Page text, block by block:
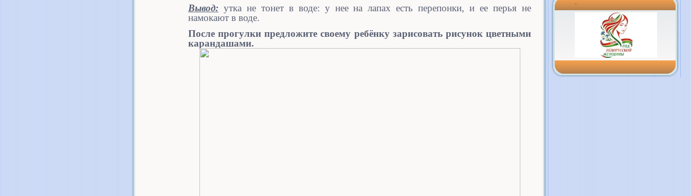
Вывод: утка не тонет в воде: у нее на лапах есть перепонки, и ее перья не
намокают в воде.
После прогулки предложите своему ребёнку зарисовать рисунок цветными
карандашами.
-